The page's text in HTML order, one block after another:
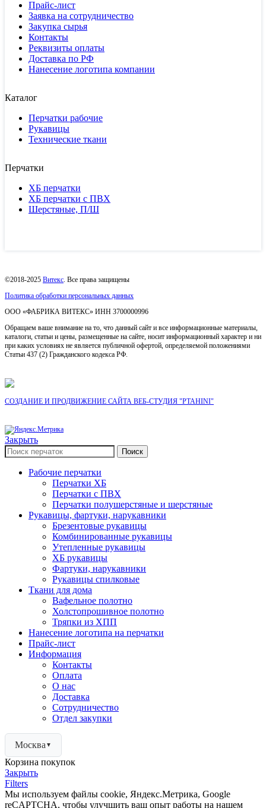
Прайс-лист
Заявка на сотрудничество
Закупка сырья
Контакты
Реквизиты оплаты
Доставка по РФ
Нанесение логотипа компании
Каталог
Перчатки рабочие
Рукавицы
Технические ткани
Перчатки
ХБ перчатки
ХБ перчатки с ПВХ
Шерстяные, П/Ш
©2018-2025 Витекс. Все права защищены
Политика обработки персональных данных
ОOO «ФАБРИКА ВИТЕКС» ИНН 3700000996
Обращаем ваше внимание на то, что данный сайт и все информационные материалы,
каталоги, статьи и цены, размещенные на сайте, носит информационный характер и ни
при каких условиях не является публичной офертой, определяемой положениями
Статьи 437 (2) Гражданского кодекса РФ.
СОЗДАНИЕ И ПРОДВИЖЕНИЕ САЙТА ВЕБ-СТУДИЯ "PTAHINI"
Закрыть
Поиск
Рабочие перчатки
Перчатки ХБ
Перчатки с ПВХ
Перчатки полушерстяные и шерстяные
Рукавицы, фартуки, нарукавники
Брезентовые рукавицы
Комбинированные рукавицы
Утепленные рукавицы
ХБ рукавицы
Фартуки, нарукавники
Рукавицы спилковые
Ткани для дома
Вафельное полотно
Холстопрошивное полотно
Тряпки из ХПП
Нанесение логотипа на перчатки
Прайс-лист
Информация
Контакты
Оплата
О нас
Доставка
Сотрудничество
Отдел закупки
Москва ▼
Корзина покупок
Закрыть
Filters
Мы используем файлы cookie, Яндекс.Метрика, Google
reCAPTCHA, чтобы улучшить ваш опыт работы на нашем